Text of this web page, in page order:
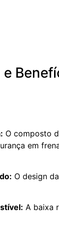
O composto
em
O design
A baixa